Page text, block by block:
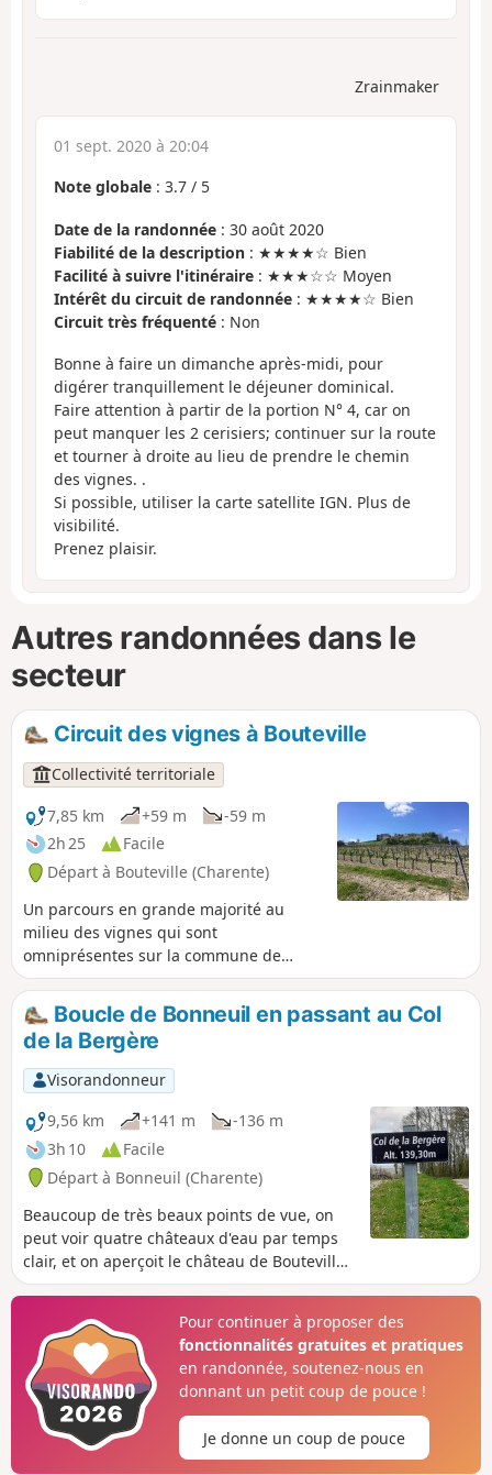
Zrainmaker
01 sept. 2020 à 20:04
Note globale : 3.7 / 5
Date de la randonnée : 30 août 2020
Fiabilité de la description : ★★★★☆ Bien
Facilité à suivre l'itinéraire : ★★★☆☆ Moyen
Intérêt du circuit de randonnée : ★★★★☆ Bien
Circuit très fréquenté : Non
Bonne à faire un dimanche après-midi, pour
digérer tranquillement le déjeuner dominical.
Faire attention à partir de la portion N° 4, car on
peut manquer les 2 cerisiers; continuer sur la route
et tourner à droite au lieu de prendre le chemin
des vignes. .
Si possible, utiliser la carte satellite IGN. Plus de
visibilité.
Prenez plaisir.
Autres randonnées dans le
secteur
Circuit des vignes à Bouteville
Collectivité territoriale
7,85 km
+59 m
-59 m
2h 25
Facile
Départ à Bouteville (Charente)
Un parcours en grande majorité au
milieu des vignes qui sont
omniprésentes sur la commune de
Bouteville située dans la zone
privilégiée de la Grande Champagne du
Pays de Cognac. Presque tous les
viticulteurs de Bouteville sont aussi
"bouilleurs de cru".
Boucle de Bonneuil en passant au Col
de la Bergère
Visorandonneur
9,56 km
+141 m
-136 m
3h 10
Facile
Départ à Bonneuil (Charente)
Beaucoup de très beaux points de vue, on
peut voir quatre châteaux d'eau par temps
clair, et on aperçoit le château de Bouteville
entre (5) et (6).
Pour continuer à proposer des
fonctionnalités gratuites et pratiques
en randonnée, soutenez-nous en
donnant un petit coup de pouce !
Je donne un coup de pouce